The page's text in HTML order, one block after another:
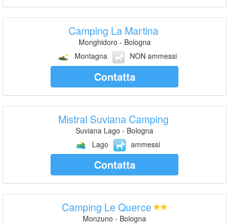
Camping La Martina
Monghidoro - Bologna
Montagna
NON ammessi
Contatta
Mistral Suviana Camping
Suviana Lago - Bologna
Lago
ammessi
Contatta
Camping Le Querce
Monzuno - Bologna